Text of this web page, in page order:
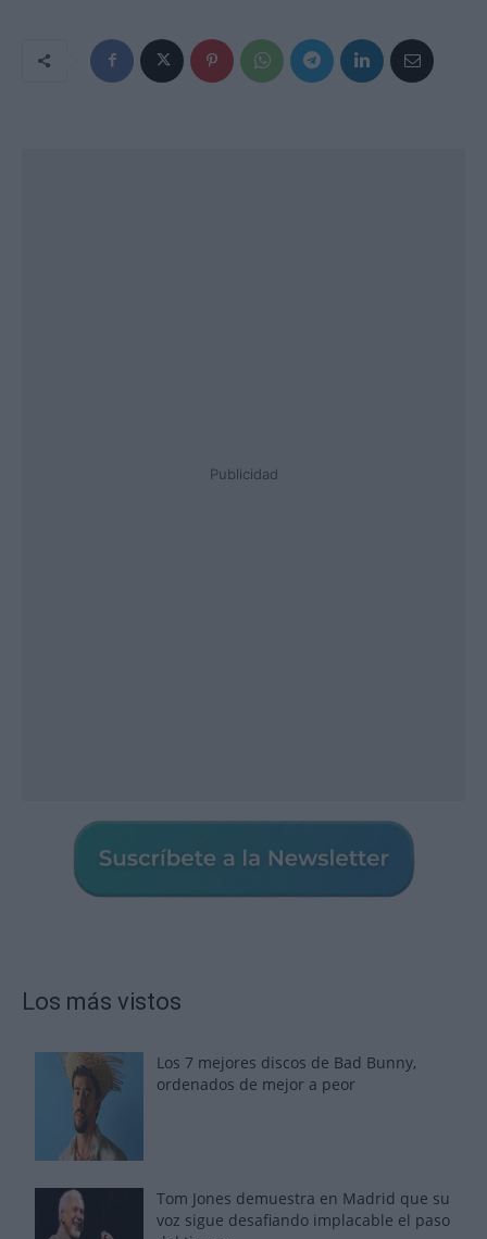
Publicidad
Los más vistos
Los 7 mejores discos de Bad Bunny,
ordenados de mejor a peor
Tom Jones demuestra en Madrid que su
voz sigue desafiando implacable el paso